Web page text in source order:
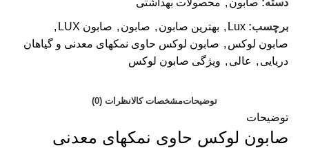
دسته: صابون , محصولات بهداشتی
برچسب: Lux
, بهترین صابون , صابون , صابون LUX
,
صابون لوکس , صابون لوکس حاوی نمکهای معدنی و گیاهان
دریایی , عالی , ویژگی صابون لوکس
توضیحاتمشخصات کالانظرات (0)
توضیحات
صابون لوکس حاوی نمکهای معدنی